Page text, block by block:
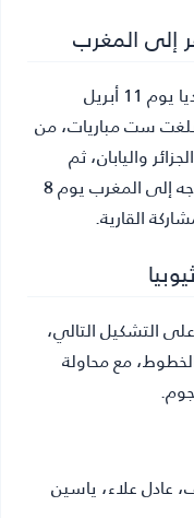
إلى المغرب
دخل المنتخب الوطني معسكرًا استعداديا يوم 11 أبريل
ست مباريات، من
واليابان، ثم
اختتم معسكره يوم 7 مايو، قبل أن يتوجه إلى المغرب يوم 8
القارية.
التشكيل التالي،
مع محاولة
عادل علاء، ياسين